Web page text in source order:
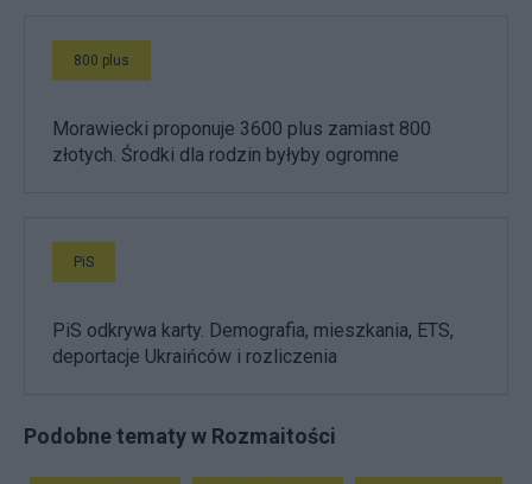
800 plus
Morawiecki proponuje 3600 plus zamiast 800
złotych. Środki dla rodzin byłyby ogromne
PiS
PiS odkrywa karty. Demografia, mieszkania, ETS,
deportacje Ukraińców i rozliczenia
Podobne tematy w Rozmaitości